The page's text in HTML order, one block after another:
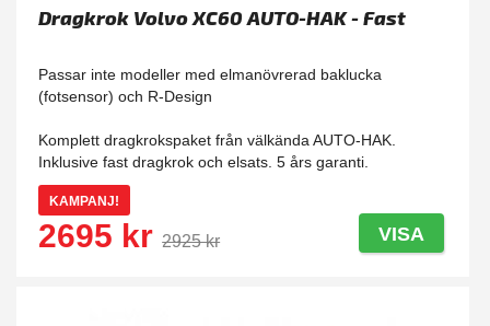
Dragkrok Volvo XC60 AUTO-HAK - Fast
Passar inte modeller med elmanövrerad baklucka
(fotsensor) och R-Design
Komplett dragkrokspaket från välkända AUTO-HAK.
Inklusive fast dragkrok och elsats. 5 års garanti.
KAMPANJ!
2695 kr 2925 kr VISA